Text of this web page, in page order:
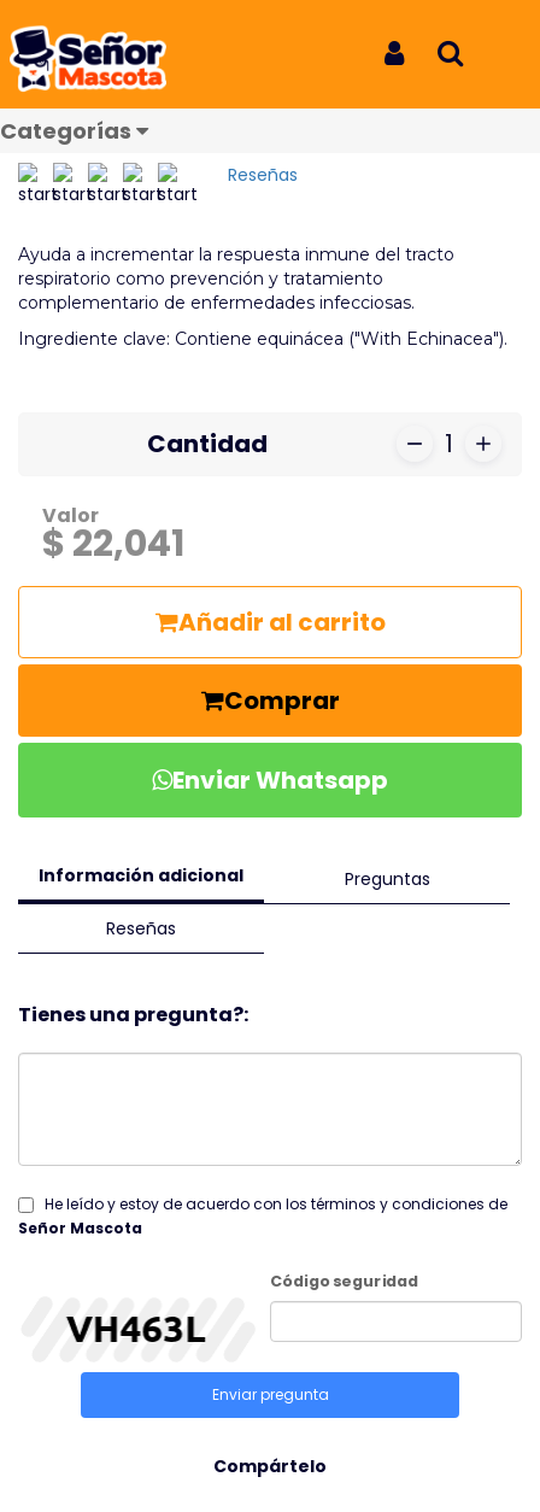
Categorías
Esencia Grip Out with
Echinacea Lets Go 25Ml
REF: 6813
Reseñas
Ayuda a incrementar la respuesta inmune del tracto
respiratorio como prevención y tratamiento
complementario de enfermedades infecciosas.
Ingrediente clave: Contiene equinácea ("With Echinacea").
Cantidad 1
Valor
$ 22,041
Añadir al carrito
Comprar
Enviar Whatsapp
Información adicional Preguntas
Reseñas
Tienes una pregunta?:
He leído y estoy de acuerdo con los términos y condiciones de
Señor Mascota
Código seguridad
Enviar pregunta
Compártelo